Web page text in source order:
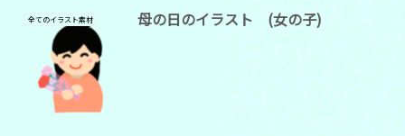
全てのイラスト素材 母の日のイラスト (女の子)